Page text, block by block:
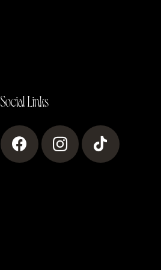
Social Links